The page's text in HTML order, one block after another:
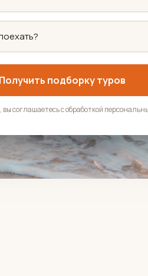
Получить подборку туров
соглашаетесь с обработкой